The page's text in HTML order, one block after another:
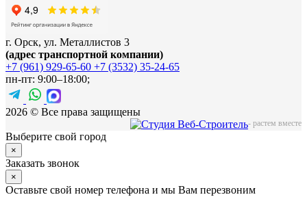
г. Орск, ул. Металлистов 3
(адрес транспортной компании)
+7 (961) 929-65-60 +7 (3532) 35-24-65
пн-пт: 9:00–18:00;
2026 © Все права защищены
- растем вместе
Выберите свой город
×
Заказать звонок
×
Оставьте свой номер телефона и мы Вам перезвоним